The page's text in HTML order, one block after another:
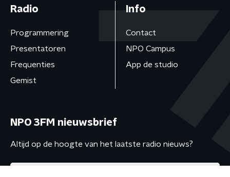
Radio
Programmering
Presentatoren
Frequenties
Gemist
Info
Contact
NPO Campus
App de studio
NPO 3FM nieuwsbrief
Altijd op de hoogte van het laatste radio nieuws?